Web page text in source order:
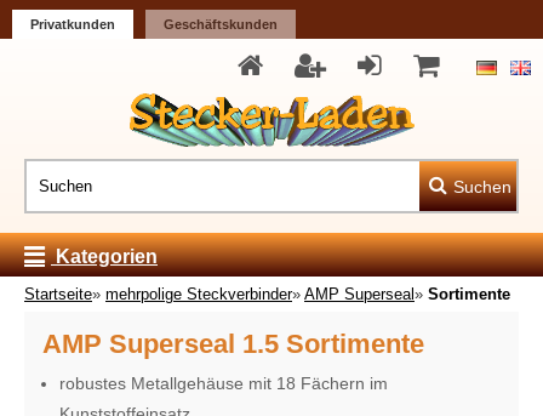
Privatkunden Geschäftskunden
Suchen
Kategorien
Startseite» mehrpolige Steckverbinder» AMP Superseal» Sortimente
AMP Superseal 1.5 Sortimente
robustes Metallgehäuse mit 18 Fächern im